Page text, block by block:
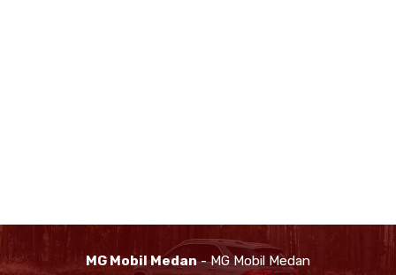
MG Mobil Medan- MG Mobil Medan